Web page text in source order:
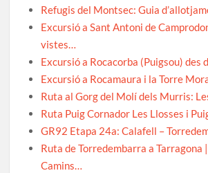
Refugis del Montsec: Guia
Excursió a Sant Antoni de
vistes…
Excursió a Rocacorba (Puigsou) des
Excursió a Rocamaura i la Torre
Ruta al Gorg del Molí dels Murris:
Ruta Puig Cornador Les Llosses i
GR92 Etapa 24a: Calafell –
Ruta de Torredembarra a Tarragona
Camins…